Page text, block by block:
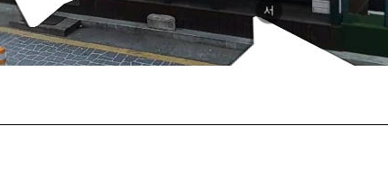
서